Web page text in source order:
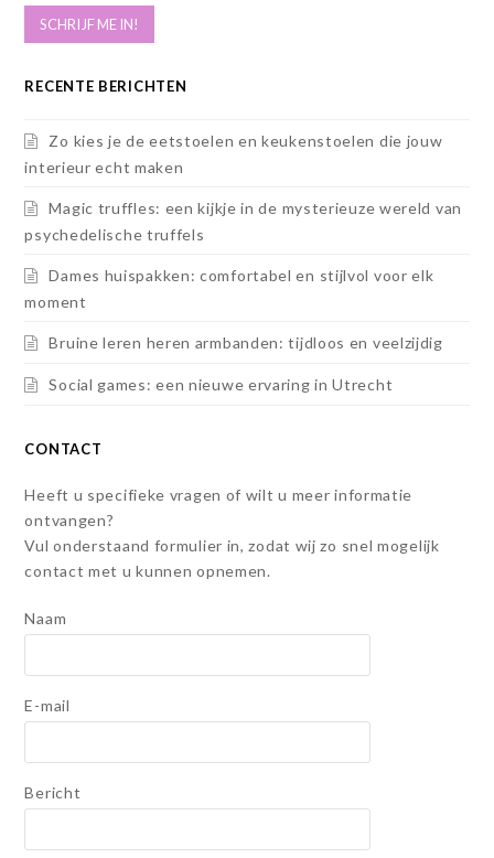
RECENTE BERICHTEN
Zo kies je de eetstoelen en keukenstoelen die jouw
interieur echt maken
Magic truffles: een kijkje in de mysterieuze wereld van
psychedelische truffels
Dames huispakken: comfortabel en stijlvol voor elk
moment
Bruine leren heren armbanden: tijdloos en veelzijdig
Social games: een nieuwe ervaring in Utrecht
CONTACT
Heeft u specifieke vragen of wilt u meer informatie
ontvangen?
Vul onderstaand formulier in, zodat wij zo snel mogelijk
contact met u kunnen opnemen.
Naam
E-mail
Bericht